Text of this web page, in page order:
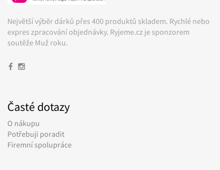
Největší výběr dárků přes 400 produktů skladem. Rychlé nebo
expres zpracování objednávky. Ryjeme.cz je sponzorem
soutěže Muž roku.
Časté dotazy
O nákupu
Potřebuji poradit
Firemní spolupráce